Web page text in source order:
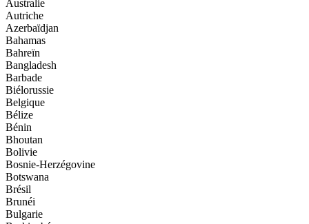
Australie
Autriche
Azerbaïdjan
Bahamas
Bahreïn
Bangladesh
Barbade
Biélorussie
Belgique
Bélize
Bénin
Bhoutan
Bolivie
Bosnie-Herzégovine
Botswana
Brésil
Brunéi
Bulgarie